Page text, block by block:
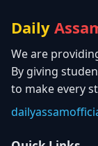
Daily
We are
By giving
to make every